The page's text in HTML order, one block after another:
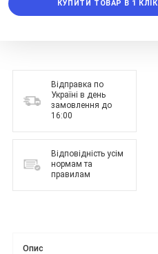
КУПИТИ ТОВАР В 1 КЛІК
Відправка по
Україні в день
замовлення до
16:00
Відповідність усім
нормам та
правилам
Опис